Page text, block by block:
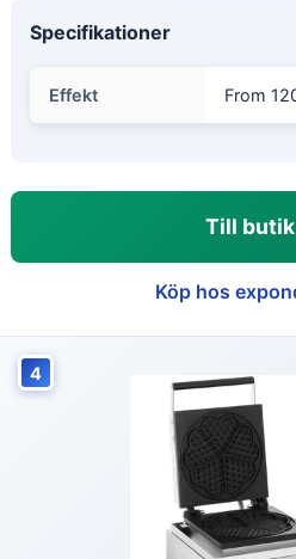
Specifikationer
Effekt From
Till butik
Köp hos
4